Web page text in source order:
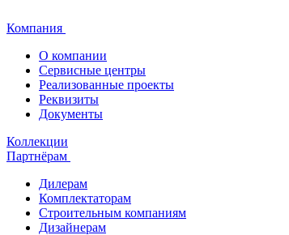
Компания
О компании
Сервисные центры
Реализованные проекты
Реквизиты
Документы
Коллекции
Партнёрам
Дилерам
Комплектаторам
Строительным компаниям
Дизайнерам